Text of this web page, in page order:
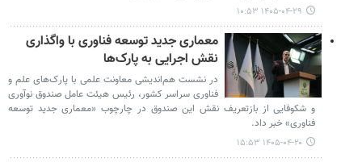
۱۴۰۵-۰۴-۲۹ ۱۰:۵۳
معماری جدید توسعه فناوری با واگذاری
نقش اجرایی به پارک‌ها
در نشست هم‌اندیشی معاونت علمی با پارک‌های علم و
فناوری سراسر کشور، رئیس هیئت عامل صندوق نوآوری
و شکوفایی از بازتعریف نقش این صندوق در چارچوب «معماری جدید توسعه
فناوری» خبر داد.
۱۴۰۵-۰۴-۲۰ ۱۵:۵۳